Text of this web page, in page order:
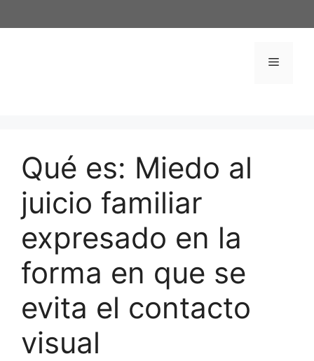
al
Menú
Qué es: Miedo al
juicio familiar
expresado en la
forma en que se
evita el contacto
visual